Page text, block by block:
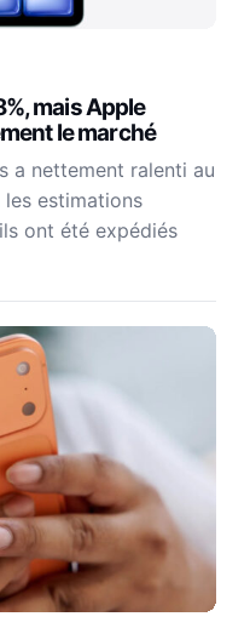
mais Apple
le marché
a nettement ralenti au
estimations
ont été expédiés